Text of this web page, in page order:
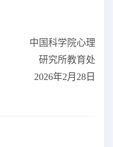
中国科学院心理
研究所教育处
2026年2月28 日